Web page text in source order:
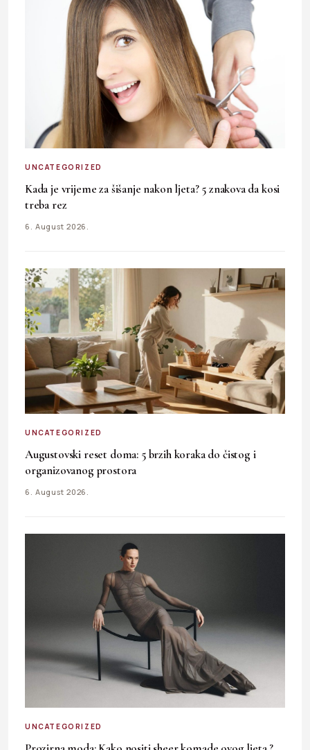
UNCATEGORIZED
Kada je vrijeme za šišanje nakon ljeta? 5 znakova da kosi
treba rez
6. August 2026.
UNCATEGORIZED
Augustovski reset doma: 5 brzih koraka do čistog i
organizovanog prostora
6. August 2026.
UNCATEGORIZED